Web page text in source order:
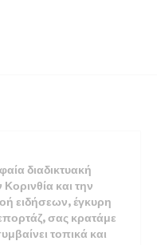
διαδικτυακή
και την
ειδήσεων, έγκυρη
σας κρατάμε
τοπικά και